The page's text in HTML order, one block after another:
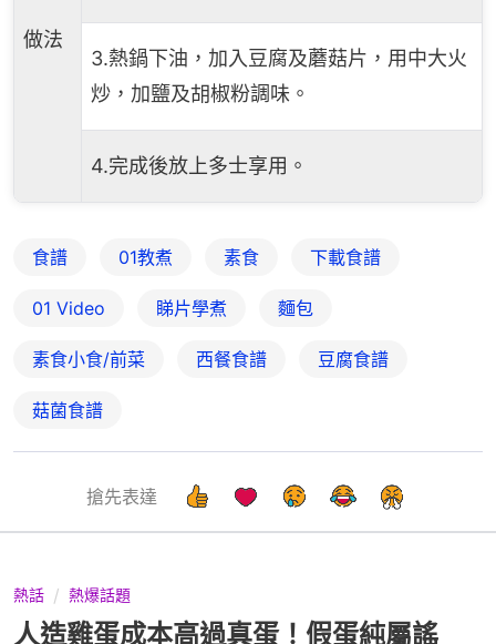
做法
3.熱鍋下油，加入豆腐及蘑菇片，用中大火
炒，加鹽及胡椒粉調味。
4.完成後放上多士享用。
食譜 01教煮 素食 下載食譜
01 Video 睇片學煮 麵包
素食小食/前菜 西餐食譜 豆腐食譜
菇菌食譜
搶先表達
熱話 熱爆話題
人造雞蛋成本高過真蛋！假蛋純屬謠